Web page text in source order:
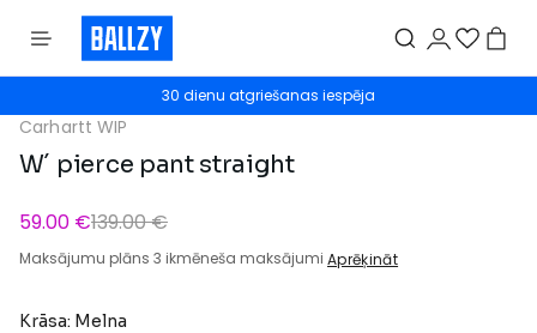
30 dienu atgriešanas iespēja
Carhartt WIP
W´ pierce pant straight
59.00 €139.00 €
Maksājumu plāns 3 ikmēneša maksājumi Aprēķināt
Krāsa: Melna